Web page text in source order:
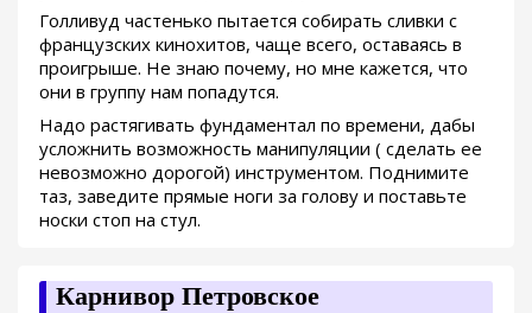
Голливуд частенько пытается собирать сливки с
французских кинохитов, чаще всего, оставаясь в
проигрыше. Не знаю почему, но мне кажется, что
они в группу нам попадутся.
Надо растягивать фундаментал по времени, дабы
усложнить возможность манипуляции ( сделать ее
невозможно дорогой) инструментом. Поднимите
таз, заведите прямые ноги за голову и поставьте
носки стоп на стул.
Карнивор Петровское